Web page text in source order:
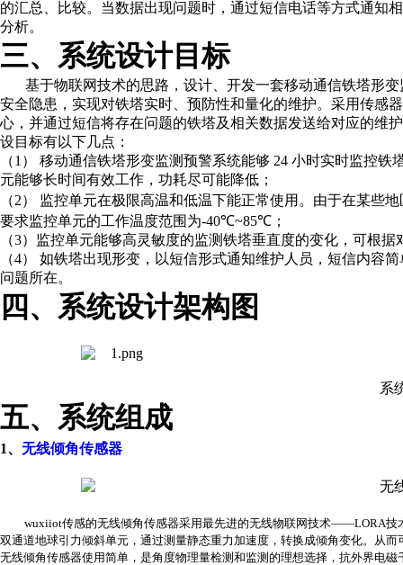
的汇总、比较。当数据出现问题时，通过短信电话等方式通知
分析。
三、系统设计目标
基于物联网技术的思路，设计、开发一套移动通信铁塔形
安全隐患，实现对铁塔实时、预防性和量化的维护。采用传感
心，并通过短信将存在问题的铁塔及相关数据发送给对应的维
设目标有以下几点：
（1 ） 移动通信铁塔形变监测预警系统能够 24 小时实时监控铁
元能够长时间有效工作，功耗尽可能降低；
（2）
监控单元在极限高温和低温下能正常使用。由于在某些
要求监控单元的工作温度范围为-40℃~85℃ ；
（3）监控单元能够高灵敏度的监测铁塔垂直度的变化，可根
（4）
如铁塔出现形变，以短信形式通知维护人员，短信内容
问题所在。
四、系统设计架构图
系
五、系统组成
1、 无线倾角传感器
wuxiiot传感的无线倾角传感器采用最先进的无线物联网技术——LORA技
双通道地球引力倾斜单元，通过测量静态重力加速度，转换成倾角变化。从
无线倾角传感器使用简单，是角度物理量检测和监测 的理想选择，抗外界电磁